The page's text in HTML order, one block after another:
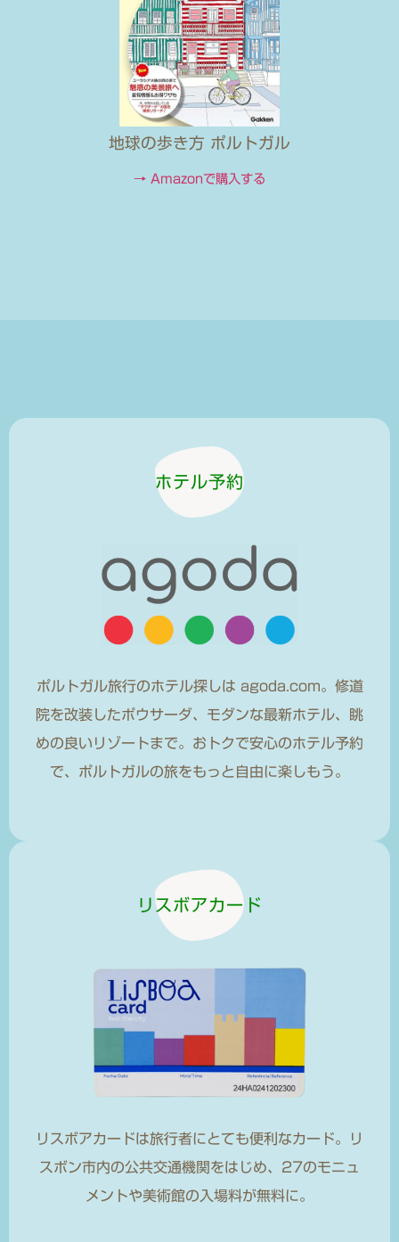
地球の歩き方 ポルトガル
→ Amazonで購入する
ホテル予約
ポルトガル旅行のホテル探しは agoda.com。修道
院を改装したポウサーダ、モダンな最新ホテル、眺
めの良いリゾートまで。おトクで安心のホテル予約
で、ポルトガルの旅をもっと自由に楽しもう。
リスボアカード
リスボアカードは旅行者にとても便利なカード。リ
スボン市内の公共交通機関をはじめ、27のモニュ
メントや美術館の入場料が無料に。